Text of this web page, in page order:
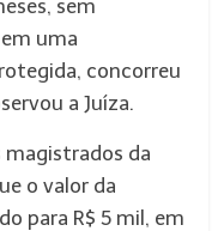
sem
uma
concorreu
a Juíza.
magistrados da
o valor da
para R$ 5 mil, em